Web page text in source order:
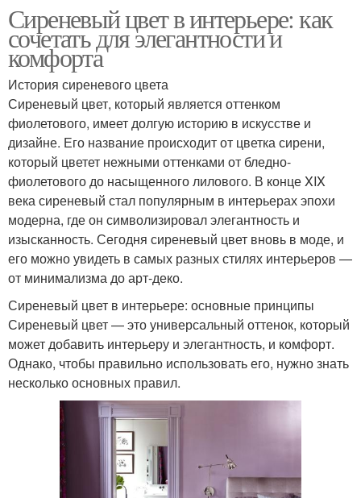
Сиреневый цвет в интерьере: как
сочетать для элегантности и
комфорта
История сиреневого цвета
Сиреневый цвет, который является оттенком
фиолетового, имеет долгую историю в искусстве и
дизайне. Его название происходит от цветка сирени,
который цветет нежными оттенками от бледно-
фиолетового до насыщенного лилового. В конце XIX
века сиреневый стал популярным в интерьерах эпохи
модерна, где он символизировал элегантность и
изысканность. Сегодня сиреневый цвет вновь в моде, и
его можно увидеть в самых разных стилях интерьеров —
от минимализма до арт-деко.
Сиреневый цвет в интерьере: основные принципы
Сиреневый цвет — это универсальный оттенок, который
может добавить интерьеру и элегантность, и комфорт.
Однако, чтобы правильно использовать его, нужно знать
несколько основных правил.